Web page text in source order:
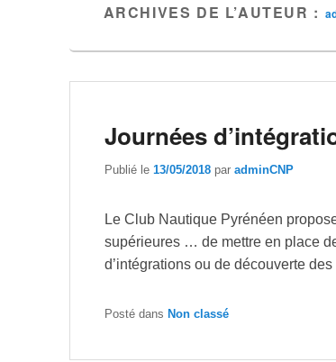
ARCHIVES DE L’AUTEUR :
Journées
Publié le 13/05/2018 par adminCNP
Le Club Nautique Pyrénéen
supérieures … de mettre en place
d’intégrations ou de découverte des
Posté dans Non classé